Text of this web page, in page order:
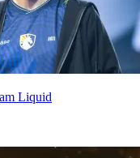
Liquid